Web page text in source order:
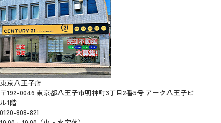
東京八王子店
〒192-0046 東京都八王子市明神町3丁目2番5号 アーク八王子ビ
ル1階
0120-808-821